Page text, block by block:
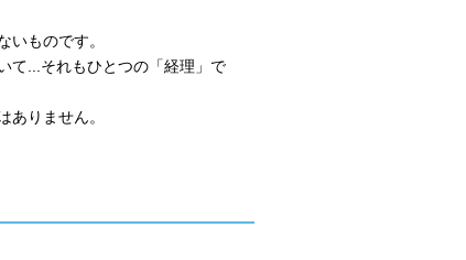
いものです。
て...それもひとつの「経理」で
ありません。